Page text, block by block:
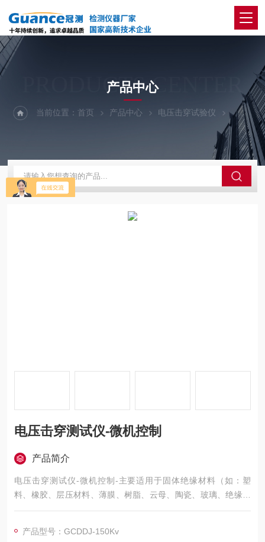
PRODUCTS CENTER
产品中心
当前位置：首页 产品中心 电压击穿试验仪 150Kv-
电压击穿测试仪-微机控制
产品简介
电压击穿测试仪-微机控制-主要适用于固体绝缘材料（如：塑
料、橡胶、层压材料、薄膜、树脂、云母、陶瓷、玻璃、绝缘漆
等绝缘材料及绝缘件）在工频电压或直流电压下击穿强度和耐电
产品型号：GCDDJ-150Kv